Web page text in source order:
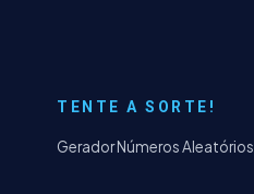
TENTE A SORTE!
Gerador Números Aleatórios